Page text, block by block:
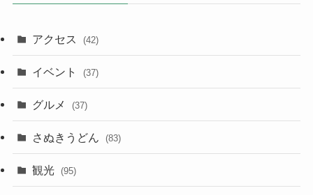
アクセス (42)
イベント (37)
グルメ (37)
さぬきうどん (83)
観光 (95)